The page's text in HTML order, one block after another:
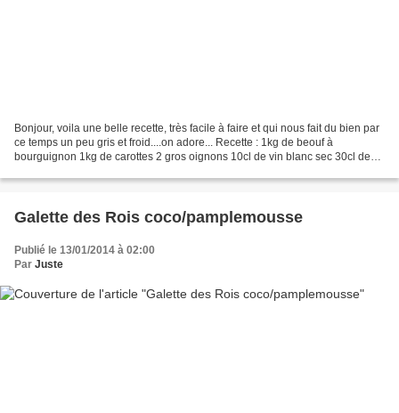
Bonjour, voila une belle recette, très facile à faire et qui nous fait du bien par
ce temps un peu gris et froid....on adore... Recette : 1kg de beouf à
bourguignon 1kg de carottes 2 gros oignons 10cl de vin blanc sec 30cl de
Galette des Rois coco/pamplemousse
Publié le 13/01/2014 à 02:00
Par Juste